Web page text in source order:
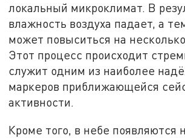
локальный микроклимат. В
влажность воздуха падает, а
может повыситься на
Этот процесс происходит
служит одним из наиболее
маркеров приближающейся
активности.
Кроме того, в небе появляются